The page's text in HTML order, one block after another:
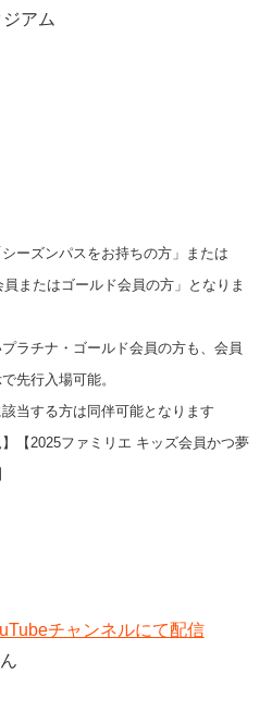
アム
ーズンパスをお持ちの方」または
またはゴールド会員の方」となりま
ラチナ・ゴールド会員の方も、会員
先行入場可能。
当する方は同伴可能となります
【2025ファミリエ キッズ会員かつ夢
チャンネルにて配信